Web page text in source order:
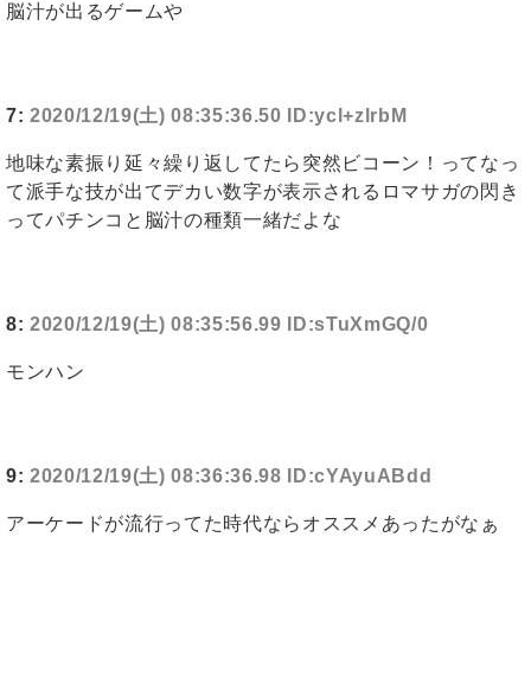
脳汁が出るゲームや
7: 2020/12/19(土) 08:35:36.50 ID:ycl+zlrbM
地味な素振り延々繰り返してたら突然ビコーン！ってなっ
て派手な技が出てデカい数字が表示されるロマサガの閃き
ってパチンコと脳汁の種類一緒だよな
8: 2020/12/19(土) 08:35:56.99 ID:sTuXmGQ/0
モンハン
9: 2020/12/19(土) 08:36:36.98 ID:cYAyuABdd
アーケードが流行ってた時代ならオススメあったがなぁ